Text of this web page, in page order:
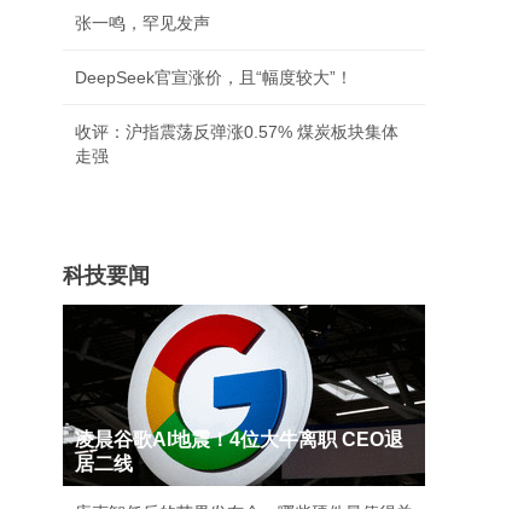
张一鸣，罕见发声
DeepSeek官宣涨价，且“幅度较大”！
收评：沪指震荡反弹涨0.57% 煤炭板块集体
走强
科技要闻
凌晨谷歌AI地震！4位大牛离职 CEO退
居二线